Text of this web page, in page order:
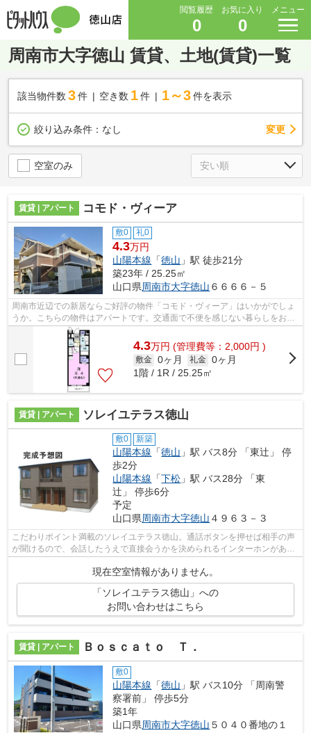
閲覧履歴
0
お気に入り
0
メニュー
周南市大字徳山 賃貸、土地(賃貸)一覧
該当物件数 3件 空き数 1 件 1～3 件を表示
絞り込み条件： なし 変更
空室のみ
賃貸 | アパート コモド・ヴィーア
敷0 礼0
4.3万円
山陽本線 「徳山 」駅 徒歩21分
築23年 / 25.25㎡
山口県周南市大字徳山 ６６６６－５
周南市近辺での新居ならご好評の物件「コモド・ヴィーア」はいかがでしょ
うか。こちらの物件はアパートです。交通面で不便を感じない暮らしをお求
めなら、徳山周辺の賃貸情報をご確認...
4.3万円 (管理費等：2,000円 )
敷金 0ヶ月 礼金 0ヶ月
1階 / 1R / 25.25㎡
賃貸 | アパート ソレイユテラス徳山
敷0 新築
山陽本線 「徳山 」駅 バス8分 「東辻」 停
歩2分
山陽本線 「下松 」駅 バス28分 「東
辻」 停歩6分
予定
山口県周南市大字徳山 ４９６３－３
こだわりポイント満載のソレイユテラス徳山。通話ボタンを押せば相手の声
が聞けるので、会話したうえで直接会うかを決められるインターホンがあり
現在空室情報がありません。
「ソレイユテラス徳山」への
お問い合わせはこちら
賃貸 | アパート Ｂｏｓｃａｔｏ Ｔ．
敷0
山陽本線 「徳山 」駅 バス10分 「周南警
察署前」 停歩5分
築1年
山口県周南市大字徳山 ５０４０番地の１